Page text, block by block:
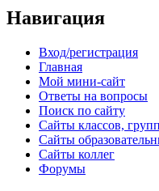
Навигация
Вход/регистрация
Главная
Мой мини-сайт
Ответы на вопросы
Поиск по сайту
Сайты классов,
Сайты
Сайты коллег
Форумы